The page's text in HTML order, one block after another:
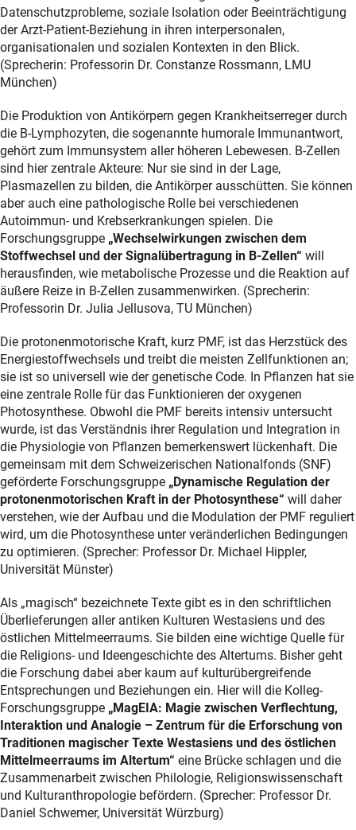
Datenschutzprobleme, soziale Isolation oder Beeinträchtigung
der Arzt-Patient-Beziehung in ihren interpersonalen,
organisationalen und sozialen Kontexten in den Blick.
(Sprecherin: Professorin Dr. Constanze Rossmann, LMU
München)
Die Produktion von Antikörpern gegen Krankheitserreger durch
die B-Lymphozyten, die sogenannte humorale Immunantwort,
gehört zum Immunsystem aller höheren Lebewesen. B-Zellen
sind hier zentrale Akteure: Nur sie sind in der Lage,
Plasmazellen zu bilden, die Antikörper ausschütten. Sie können
aber auch eine pathologische Rolle bei verschiedenen
Autoimmun- und Krebserkrankungen spielen. Die
Forschungsgruppe „Wechselwirkungen zwischen dem
Stoffwechsel und der Signalübertragung in B-Zellen“ will
herausfinden, wie metabolische Prozesse und die Reaktion auf
äußere Reize in B-Zellen zusammenwirken. (Sprecherin:
Professorin Dr. Julia Jellusova, TU München)
Die protonenmotorische Kraft, kurz PMF, ist das Herzstück des
Energiestoffwechsels und treibt die meisten Zellfunktionen an;
sie ist so universell wie der genetische Code. In Pflanzen hat sie
eine zentrale Rolle für das Funktionieren der oxygenen
Photosynthese. Obwohl die PMF bereits intensiv untersucht
wurde, ist das Verständnis ihrer Regulation und Integration in
die Physiologie von Pflanzen bemerkenswert lückenhaft. Die
gemeinsam mit dem Schweizerischen Nationalfonds (SNF)
geförderte Forschungsgruppe „Dynamische Regulation der
protonenmotorischen Kraft in der Photosynthese“ will daher
verstehen, wie der Aufbau und die Modulation der PMF reguliert
wird, um die Photosynthese unter veränderlichen Bedingungen
zu optimieren. (Sprecher: Professor Dr. Michael Hippler,
Universität Münster)
Als „magisch“ bezeichnete Texte gibt es in den schriftlichen
Überlieferungen aller antiken Kulturen Westasiens und des
östlichen Mittelmeerraums. Sie bilden eine wichtige Quelle für
die Religions- und Ideengeschichte des Altertums. Bisher geht
die Forschung dabei aber kaum auf kulturübergreifende
Entsprechungen und Beziehungen ein. Hier will die Kolleg-
Forschungsgruppe „MagEIA: Magie zwischen Verflechtung,
Interaktion und Analogie – Zentrum für die Erforschung von
Traditionen magischer Texte Westasiens und des östlichen
Mittelmeerraums im Altertum“ eine Brücke schlagen und die
Zusammenarbeit zwischen Philologie, Religionswissenschaft
und Kulturanthropologie befördern. (Sprecher: Professor Dr.
Daniel Schwemer, Universität Würzburg)